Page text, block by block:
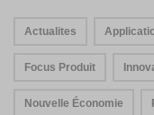
Actualites
Focus Produit
Nouvelle Économie